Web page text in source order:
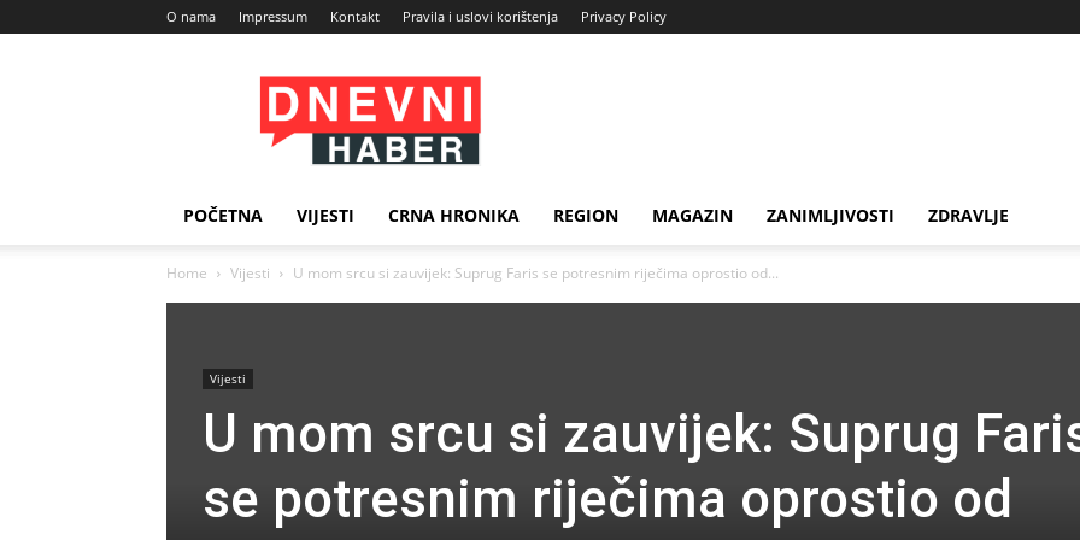
O nama Impressum Kontakt Pravila i uslovi korištenja Privacy Policy
Dnevni
Haber
POČETNA VIJESTI CRNA HRONIKA REGION MAGAZIN ZANIMLJIVOSTI ZDRAVLJE
Home Vijesti U mom srcu si zauvijek: Suprug Faris se potresnim riječima oprostio od...
Vijesti
U mom srcu si zauvijek: Suprug
se potresnim riječima oprostio od